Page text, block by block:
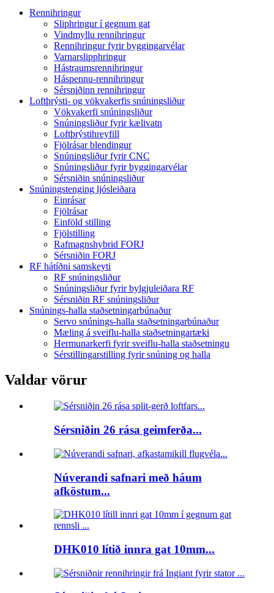
Rennihringur
Sliphringur í gegnum gat
Vindmyllu rennihringur
Rennihringur fyrir byggingarvélar
Varnarslipphringur
Hástraumsrennihringur
Háspennu-rennihringur
Sérsniðinn rennihringur
Loftþrýsti- og vökvakerfis snúningsliður
Vökvakerfi snúningsliður
Snúningsliður fyrir kælivatn
Loftþrýstihreyfill
Fjölrásar blendingur
Snúningsliður fyrir CNC
Snúningsliður fyrir byggingarvélar
Sérsniðin snúningsliður
Snúningstenging ljósleiðara
Einrásar
Fjölrásar
Einföld stilling
Fjölstilling
Rafmagnshybrid FORJ
Sérsniðin FORJ
RF hátíðni samskeyti
RF snúningsliður
Snúningsliður fyrir bylgjuleiðara RF
Sérsniðin RF snúningsliður
Snúnings-halla staðsetningarbúnaður
Servo snúnings-halla staðsetningarbúnaður
Mæling á sveiflu-halla staðsetningartæki
Hermunarkerfi fyrir sveiflu-halla staðsetningu
Sérstillingarstilling fyrir snúning og halla
Valdar vörur
Sérsniðin 26 rása geimferða...
Núverandi safnari með háum
afköstum...
DHK010 lítið innra gat 10mm...